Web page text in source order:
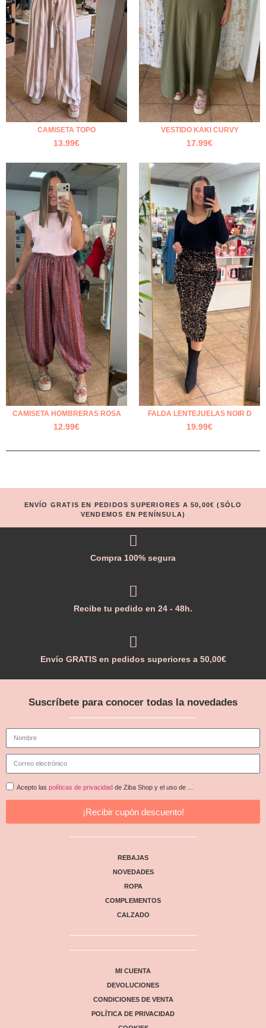
CAMISETA TOPO
13.99€
VESTIDO KAKI CURVY
17.99€
CAMISETA HOMBRERAS ROSA
12.99€
FALDA LENTEJUELAS NOIR D
19.99€
ENVÍO GRATIS EN PEDIDOS SUPERIORES A 50,00€ (SÓLO
VENDEMOS EN PENÍNSULA)
Compra 100% segura
Recibe tu pedido en 24 - 48h.
Envío GRATIS en pedidos superiores a 50,00€
Suscríbete para conocer todas la novedades
Acepto las políticas de privacidad de Ziba Shop y el uso de ...
¡Recibir cupón descuento!
REBAJAS
NOVEDADES
ROPA
COMPLEMENTOS
CALZADO
MI CUENTA
DEVOLUCIONES
CONDICIONES DE VENTA
POLÍTICA DE PRIVACIDAD